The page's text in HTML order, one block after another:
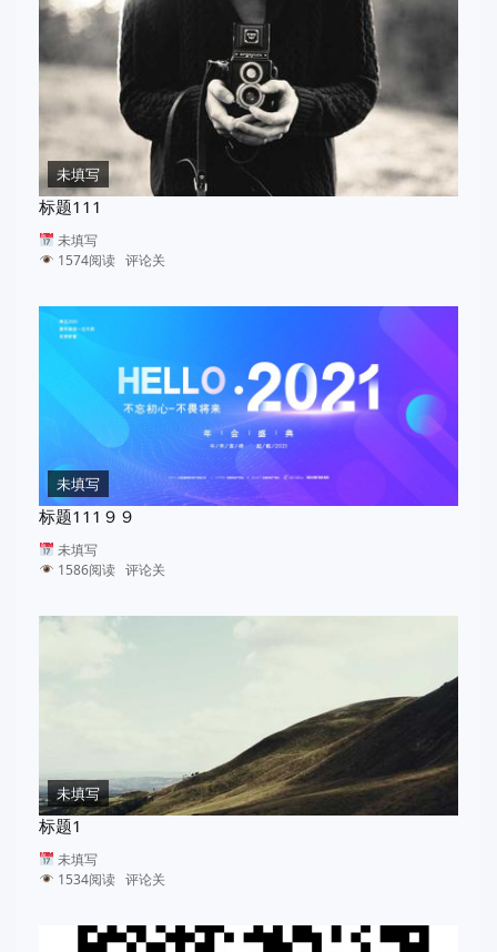
未填写
标题111
未填写
1574阅读 评论关
未填写
标题111９９
未填写
1586阅读 评论关
未填写
标题1
未填写
1534阅读 评论关